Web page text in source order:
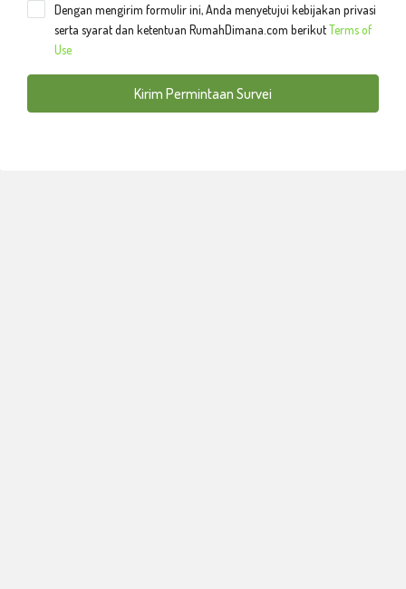
Dengan mengirim formulir ini, Anda menyetujui kebijakan privasi
serta syarat dan ketentuan RumahDimana.com berikutTerms of
Use
Kirim Permintaan Survei